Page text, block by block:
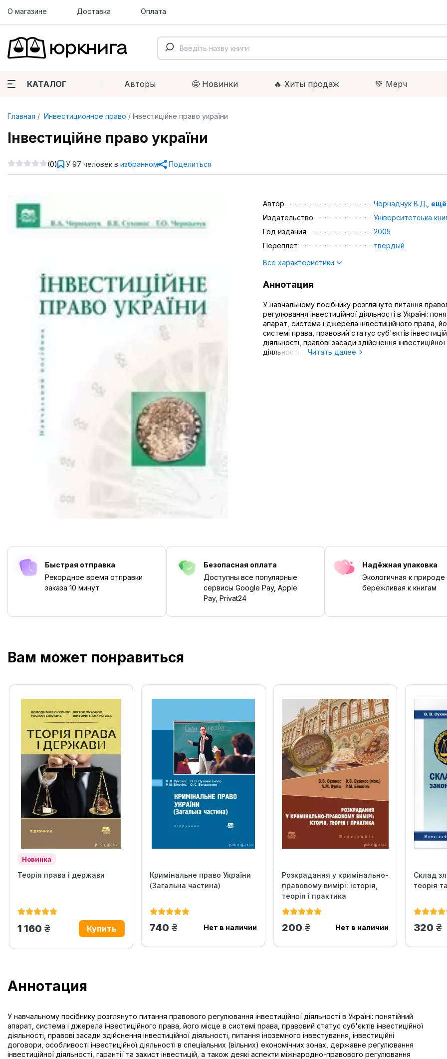
О магазине Доставка Оплата
КАТАЛОГ Авторы 🤩 Новинки 🔥 Xиты продаж 💚 Мерч
Главная Инвестиционное право Інвестиційне право україни
Інвестиційне право україни
(0) У 97 человек в избранном Поделиться
Автор Чернадчук В.Д. ещё
Издательство
Університетська
Год издания
2005
Переплет
твердый
Все характеристики
Аннотация
У навчальному посібнику розглянуто питання
регулювання інвестиційної діяльності в Україні:
апарат, система і джерела інвестиційного права,
системі права, правовий статус суб'єктів
діяльності, правові засади здійснення інвестиційної
діяльності,... Читать далее
Быстрая отправка
Рекордное время отправки
заказа 10 минут
Безопасная оплата
Доступны все популярные
сервисы Google Pay, Apple
Pay, Privat24
Надёжная упаковка
Экологичная к природе
бережливая к книгам
Вам может понравиться
Новинка
Теорія права і держави
1 160 грн.
Кримінальне право України
(Загальна частина)
740 грн. Нет в наличии
Розкрадання у кримінально-
правовому вимірі: історія,
теорія і практика
200 грн. Нет в наличии
Склад
теорія
320
Аннотация
У навчальному посібнику розглянуто питання правового регулювання інвестиційної діяльності в Україні: понятійний
апарат, система і джерела інвестиційного права, його місце в системі права, правовий статус суб'єктів інвестиційної
діяльності, правові засади здійснення інвестиційної діяльності, питання іноземного інвестування, інвестиційні
договори, особливості інвестиційної діяльності в спеціальних (вільних) економічних зонах, державне регулювання
інвестиційної діяльності, гарантії та захист інвестицій, а також деякі аспекти міжнародно-правового регулювання